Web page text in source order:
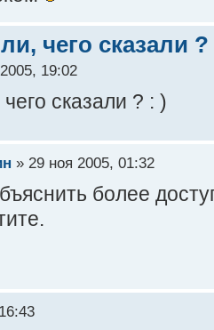
чего сказали ?
19:02
сказали ? : )
» 29 ноя 2005, 01:32
более